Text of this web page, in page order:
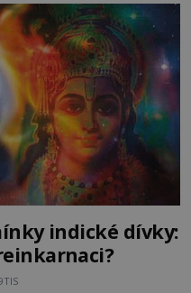
spatřili pouze
indické dívky: